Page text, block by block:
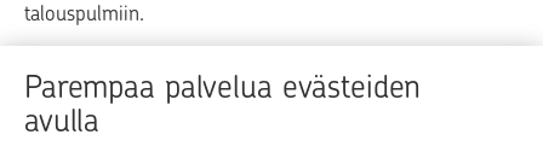
Parempaa palvelua evästeiden
avulla
talouspulmiin.
Raha Elämä
Yrityselämä
Blogit ja puheenvuorot